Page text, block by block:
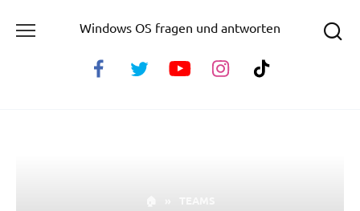
Windows OS fragen und antworten